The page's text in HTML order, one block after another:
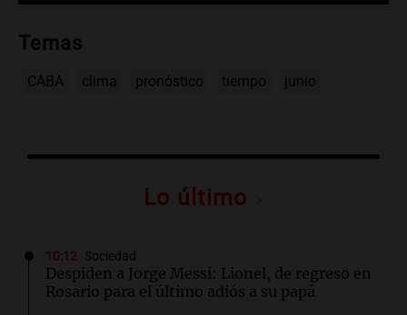
Temas
CABA clima pronóstico tiempo junio
Lo último
10:12 Sociedad
Despiden a Jorge Messi: Lionel, de regreso en
Rosario para el último adiós a su papá